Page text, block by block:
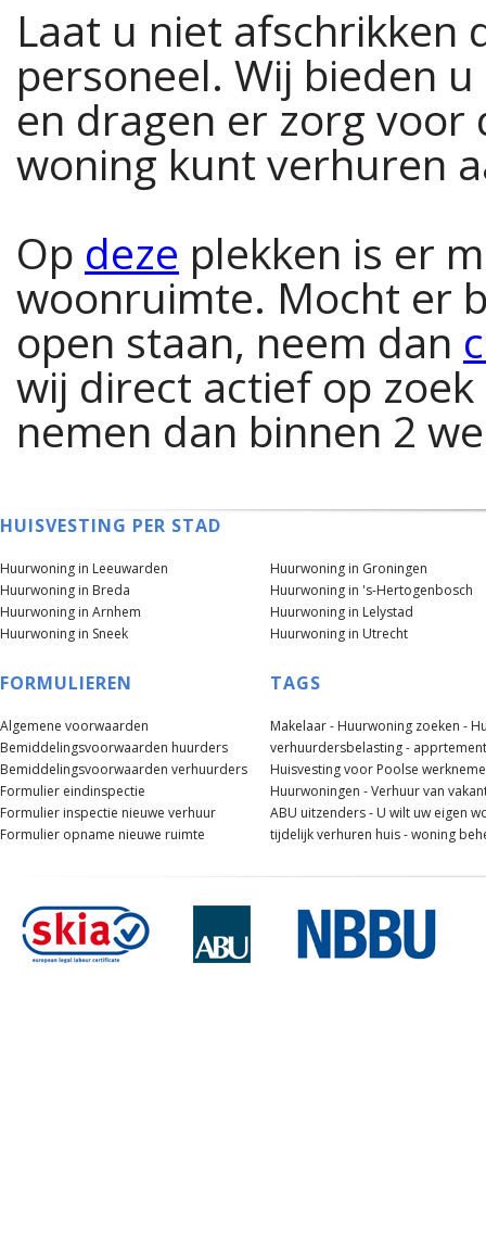
Laat u niet
personeel. Wij bieden
en dragen er zorg
woning kunt verhuren
Op deze plekken is er
woonruimte. Mocht er
open staan, neem dan
wij direct actief op
nemen dan binnen 2
HUISVESTING PER STAD
Huurwoning in Leeuwarden
Huurwoning in Breda
Huurwoning in Arnhem
Huurwoning in Sneek
Huurwoning in Groningen
Huurwoning in 's-Hertogenbosch
Huurwoning in Lelystad
Huurwoning in Utrecht
FORMULIEREN
Algemene voorwaarden
Bemiddelingsvoorwaarden huurders
Bemiddelingsvoorwaarden verhuurders
Formulier eindinspectie
Formulier inspectie nieuwe verhuur
Formulier opname nieuwe ruimte
TAGS
Makelaar - Huurwoning zoeken -
verhuurdersbelasting -
Huisvesting voor Poolse
Huurwoningen -Verhuur van
ABU uitzenders - U wilt uw eigen
tijdelijk verhuren huis -woning